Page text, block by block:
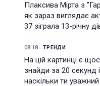
Плаксива Мірта з
як зараз виглядає
37 зіграла 13-річну
08:18 ТРЕНДИ
На цій картинці є
знайди за 20 секунд
наскільки ти уважний